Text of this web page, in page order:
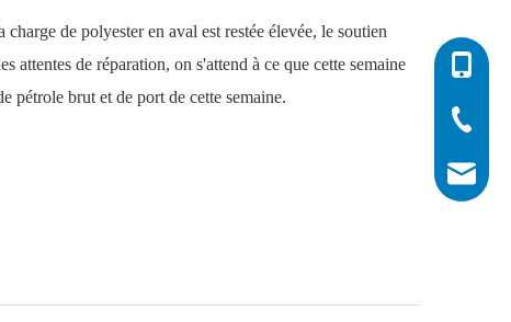
de polyester en aval est restée élevée, le soutien
attentes de réparation, on s'attend à ce que cette semaine
pétrole brut et de port de cette semaine.
0086-
0086-
0086-